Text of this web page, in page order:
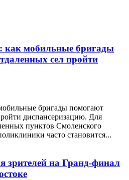
как мобильные бригады
сел пройти
бригады помогают
диспансеризацию. Для
пунктов Смоленского
часто становится...
зрителей на Гранд-финал